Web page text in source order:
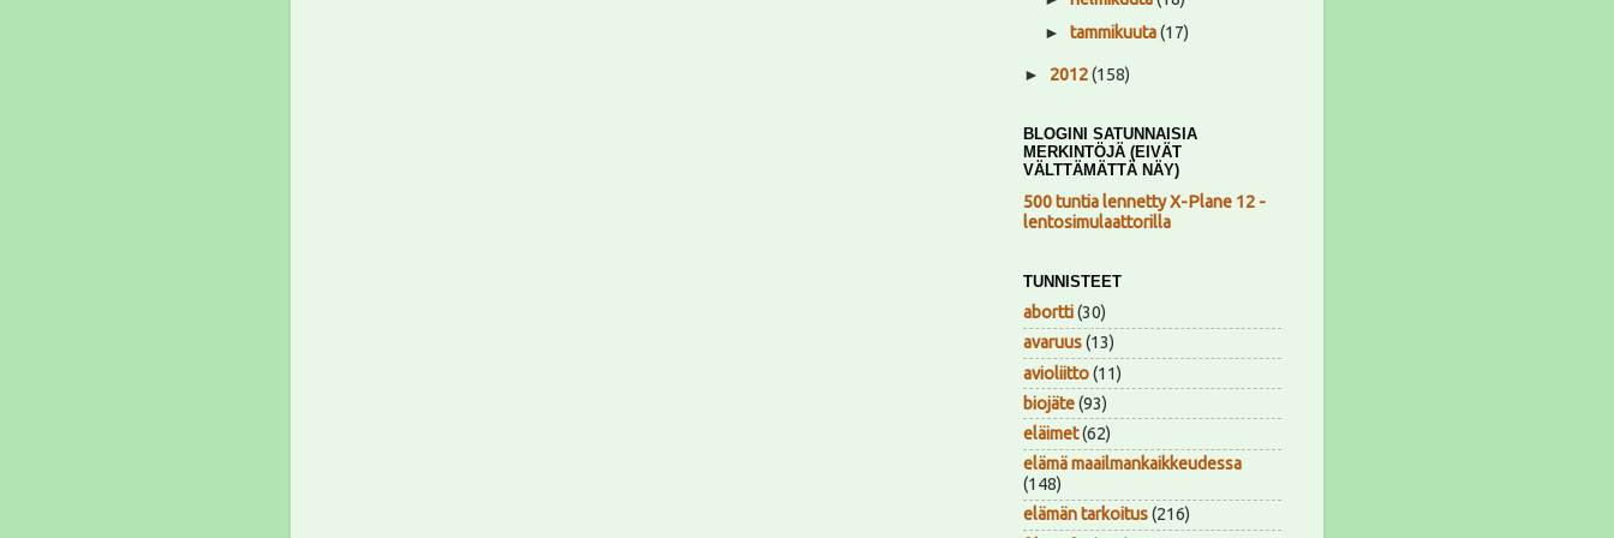
►tammikuuta(17)
► 2012(158)
BLOGINI SATUNNAISIA
MERKINTÖJÄ (EIVÄT
VÄLTTÄMÄTTÄ NÄY)
500 tuntia lennetty X-Plane 12 -
lentosimulaattorilla
TUNNISTEET
abortti(30)
avaruus(13)
avioliitto(11)
biojäte(93)
eläimet(62)
elämä maailmankaikkeudessa
(148)
elämän tarkoitus(216)